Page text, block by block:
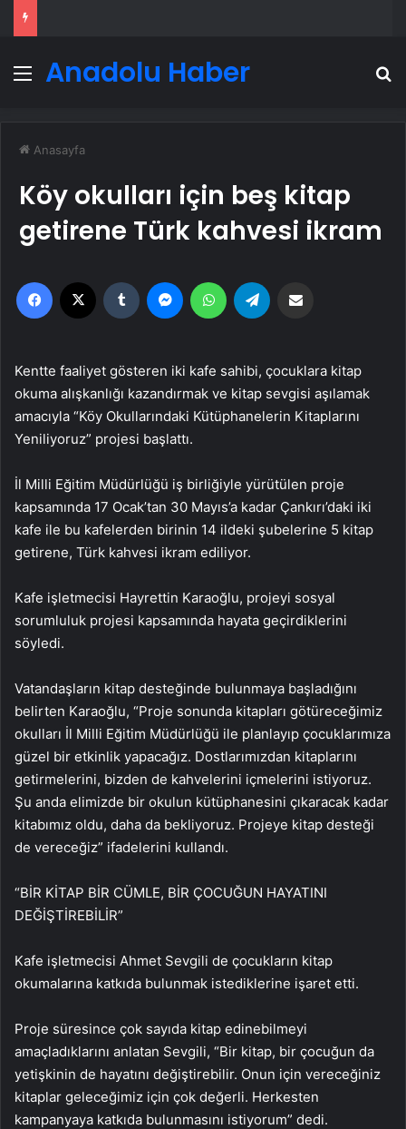
Menü
Anadolu Haber
Anasayfa
Köy okulları için beş kitap
getirene Türk kahvesi ikram
Facebook Tumblr MessengerWhatsApp
Kentte faaliyet gösteren iki kafe sahibi, çocuklara kitap
okuma alışkanlığı kazandırmak ve kitap sevgisi aşılamak
amacıyla “Köy Okullarındaki Kütüphanelerin Kitaplarını
Yeniliyoruz” projesi başlattı.
İl Milli Eğitim Müdürlüğü iş birliğiyle yürütülen proje
kapsamında 17 Ocak’tan 30 Mayıs’a kadar Çankırı’daki iki
kafe ile bu kafelerden birinin 14 ildeki şubelerine 5 kitap
getirene, Türk kahvesi ikram ediliyor.
Kafe işletmecisi Hayrettin Karaoğlu, projeyi sosyal
sorumluluk projesi kapsamında hayata geçirdiklerini
söyledi.
Vatandaşların kitap desteğinde bulunmaya başladığını
belirten Karaoğlu, “Proje sonunda kitapları götüreceğimiz
okulları İl Milli Eğitim Müdürlüğü ile planlayıp çocuklarımıza
güzel bir etkinlik yapacağız. Dostlarımızdan kitaplarını
getirmelerini, bizden de kahvelerini içmelerini istiyoruz.
Şu anda elimizde bir okulun kütüphanesini çıkaracak kadar
kitabımız oldu, daha da bekliyoruz. Projeye kitap desteği
de vereceğiz” ifadelerini kullandı.
“BİR KİTAP BİR CÜMLE, BİR ÇOCUĞUN HAYATINI
DEĞİŞTİREBİLİR”
Kafe işletmecisi Ahmet Sevgili de çocukların kitap
okumalarına katkıda bulunmak istediklerine işaret etti.
Proje süresince çok sayıda kitap edinebilmeyi
amaçladıklarını anlatan Sevgili, “Bir kitap, bir çocuğun da
yetişkinin de hayatını değiştirebilir. Onun için vereceğiniz
kitaplar geleceğimiz için çok değerli. Herkesten
kampanyaya katkıda bulunmasını istiyorum” dedi.